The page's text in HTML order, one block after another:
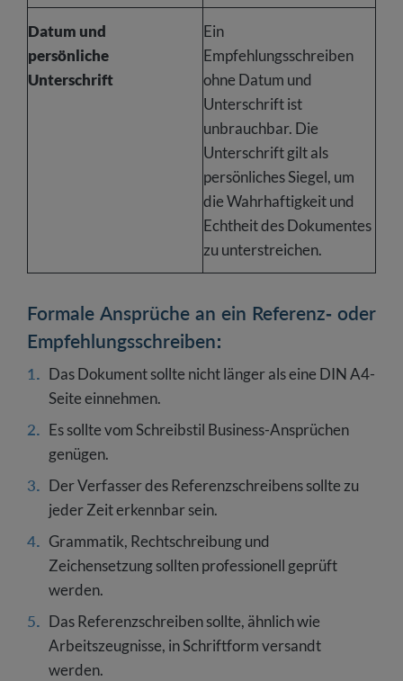
Datum und
persönliche
Unterschrift
Ein
Empfehlungsschreiben
ohne Datum und
Unterschrift ist
unbrauchbar. Die
Unterschrift gilt als
persönliches Siegel, um
die Wahrhaftigkeit und
Echtheit des Dokumentes
zu unterstreichen.
Formale Ansprüche an ein Referenz- oder
Empfehlungsschreiben:
Das Dokument sollte nicht länger als eine DIN A4-
Seite einnehmen.
Es sollte vom Schreibstil Business-Ansprüchen
genügen.
Der Verfasser des Referenzschreibens sollte zu
jeder Zeit erkennbar sein.
Grammatik, Rechtschreibung und
Zeichensetzung sollten professionell geprüft
werden.
Das Referenzschreiben sollte, ähnlich wie
Arbeitszeugnisse, in Schriftform versandt
werden.